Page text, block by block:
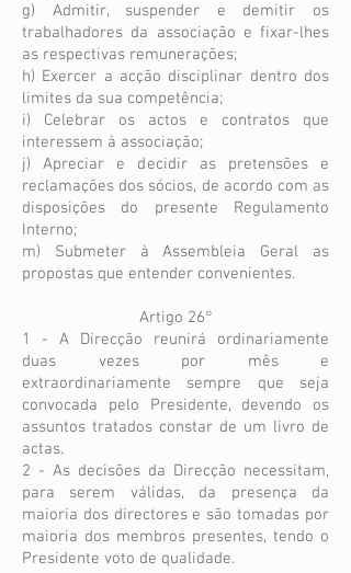
g) Admitir, suspender e demitir os
trabalhadores da associação e fixar-lhes
as respectivas remunerações;
h) Exercer a acção disciplinar dentro dos
limites da sua competência;
i) Celebrar os actos e contratos que
interessem à associação;
j) Apreciar e decidir as pretensões e
reclamações dos sócios, de acordo com as
disposições do presente Regulamento
Interno;
m) Submeter à Assembleia Geral as
propostas que entender convenientes.
Artigo 26°
1 - A Direcção reunirá ordinariamente
duas vezes por mês e
extraordinariamente sempre que seja
convocada pelo Presidente, devendo os
assuntos tratados constar de um livro de
actas.
2 - As decisões da Direcção necessitam,
para serem válidas, da presença da
maioria dos directores e são tomadas por
maioria dos membros presentes, tendo o
Presidente voto de qualidade.